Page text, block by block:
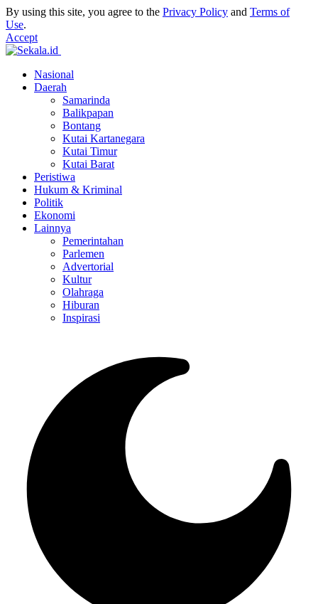
By using this site, you agree to the Privacy Policy and Terms of
Use.
Accept
Nasional
Daerah
Samarinda
Balikpapan
Bontang
Kutai Kartanegara
Kutai Timur
Kutai Barat
Peristiwa
Hukum & Kriminal
Politik
Ekonomi
Lainnya
Pemerintahan
Parlemen
Advertorial
Kultur
Olahraga
Hiburan
Inspirasi